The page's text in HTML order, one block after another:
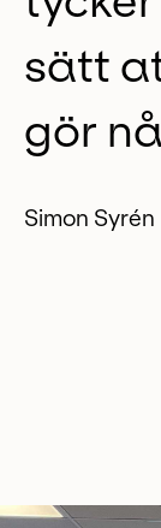
sätt
gör
Simon Syrén